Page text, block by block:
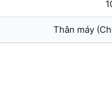
Thân máy